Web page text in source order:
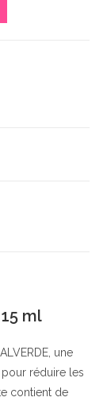
ml
une
réduire les
contient de